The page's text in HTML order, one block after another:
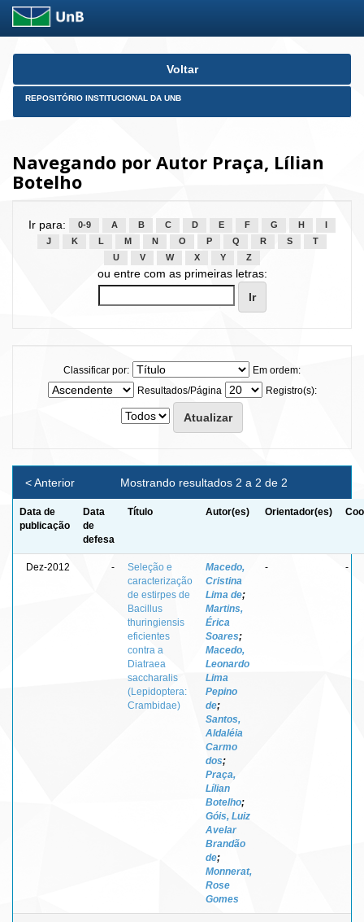
Skip
Voltar
REPOSITÓRIO INSTITUCIONAL DA UNB
Navegando por Autor Praça, Lílian
Botelho
Ir para: 0-9 A B C D E F G H
J
K L M N O P Q R S
T
U
V W X Y Z
ou entre com as primeiras letras:
Classificar por:
Em ordem:
Resultados/Página
Registro(s):
Mostrando resultados 2 a 2 de 2
< Anterior
Data de
publicação
Data
de
defesa
Título Autor(es) Orientador(es)
Dez-2012 -
Seleção e
caracterização
de estirpes de
Bacillus
thuringiensis
eficientes
contra a
Diatraea
saccharalis
(Lepidoptera:
Crambidae)
Macedo,
Cristina
Lima de;
Martins,
Érica
Soares;
Macedo,
Leonardo
Lima
Pepino
de;
Santos,
Aldaléia
Carmo
dos;
Praça,
Lílian
Botelho;
Góis, Luiz
Avelar
Brandão
de;
Monnerat,
Rose
Gomes
- -